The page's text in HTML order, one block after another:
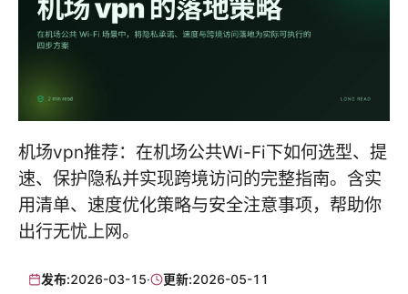
机场vpn推荐：在机场公共Wi-Fi下如何选型、提
速、保护隐私并实现跨境访问的完整指南。含实
用清单、速度优化策略与安全注意事项，帮助你
出行无忧上网。
发布:2026-03-15· 更新:2026-05-11